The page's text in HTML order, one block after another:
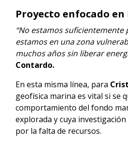
Proyecto enfocado
“No estamos suficientemente
estamos en una zona
muchos años sin liberar
Contardo.
En esta misma línea, para
geofísica marina es vital si se
comportamiento del fondo
explorada y cuya
por la falta de recursos.